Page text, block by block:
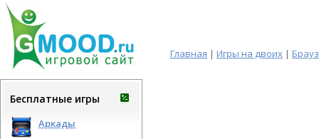
Главная | Игры на двоих |
Бесплатные игры
Аркады